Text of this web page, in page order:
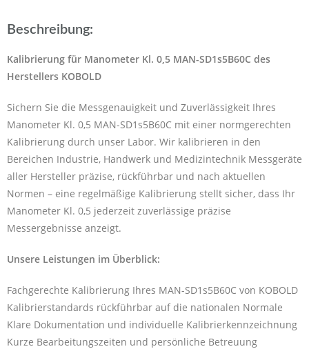
Beschreibung:
Kalibrierung für Manometer Kl. 0,5 MAN-SD1s5B60C des
Herstellers KOBOLD
Sichern Sie die Messgenauigkeit und Zuverlässigkeit Ihres
Manometer Kl. 0,5 MAN-SD1s5B60C mit einer normgerechten
Kalibrierung durch unser Labor. Wir kalibrieren in den
Bereichen Industrie, Handwerk und Medizintechnik Messgeräte
aller Hersteller präzise, rückführbar und nach aktuellen
Normen – eine regelmäßige Kalibrierung stellt sicher, dass Ihr
Manometer Kl. 0,5 jederzeit zuverlässige präzise
Messergebnisse anzeigt.
Unsere Leistungen im Überblick:
Fachgerechte Kalibrierung Ihres MAN-SD1s5B60C von KOBOLD
Kalibrierstandards rückführbar auf die nationalen Normale
Klare Dokumentation und individuelle Kalibrierkennzeichnung
Kurze Bearbeitungszeiten und persönliche Betreuung